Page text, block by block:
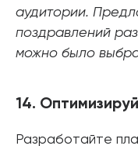
аудитории.
поздравлений
можно было
14.
Разработайте